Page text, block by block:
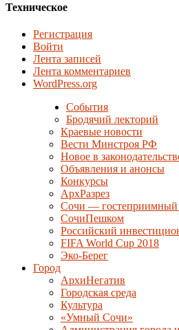
Техническое
Регистрация
Войти
Лента записей
Лента комментариев
WordPress.org
События
Бродячий лекторий
Краевые новости
Вести Минстроя РФ
Новое в
Объявления и анонсы
Конкурсы
АрхРазрез
Сочи — гостеприимный
СочиПешком
Российский
FIFA World Cup 2018
Эко-Берег
Город
АрхиНегатив
Городская среда
Культура
«Умный Сочи»